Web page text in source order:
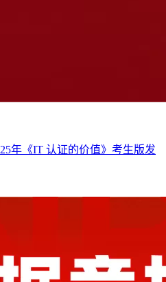
年《IT 认证的价值》考生版发